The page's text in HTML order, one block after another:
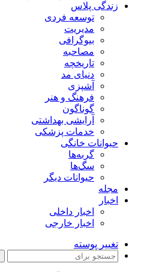
زندگی پلاس
توسعه فردی
مدیریت
بیوگرافی
مصاحبه
تاریخچه
دنیای مد
آشپزی
فرهنگ و هنر
گوناگون
آرایشی بهداشتی
خدمات پزشکی
حیوانات خانگی
گربه‌ها
سگ‌ها
حیوانات دیگر
مجله
اخبار
اخبار داخلی
اخبار خارجی
تغییر پوسته